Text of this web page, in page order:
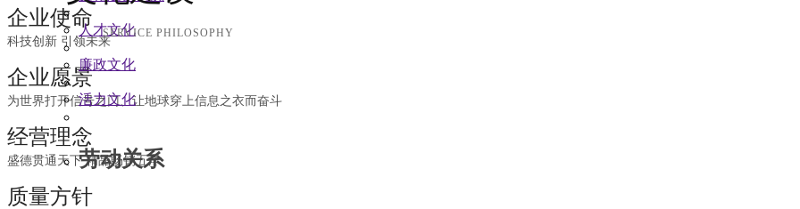
企业使命
科技创新 引领未来
企业愿景
为世界打开信号之门、让地球穿上信息之衣而奋斗
经营理念
盛德贯通天下 精品畅销五洋
质量方针
人才文化
廉政文化
活力文化
劳动关系
SERVICE PHILOSOPHY